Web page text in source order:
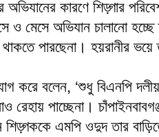
অভিযানের কারণে শিড়্গার
ও মেসে অভিযান চালানো
থাকতে পারছেনা। হয়রানীর ভয়ে
করে বলেন, ‘শুধু বিএনপি দলীয়
রেহায় পাচ্ছেনা।
শিড়্গককে এমপি ওদুদ তার